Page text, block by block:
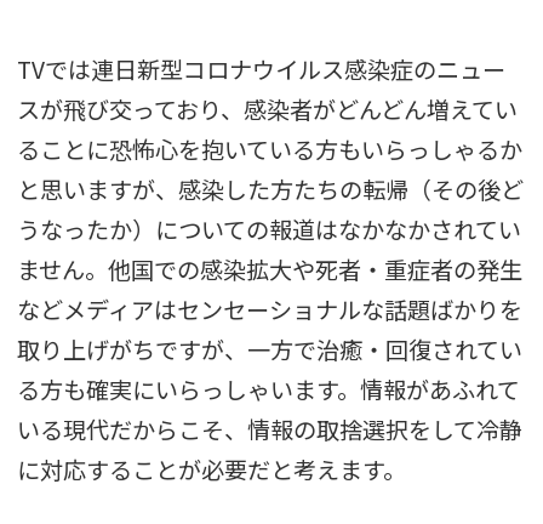
TVでは連日新型コロナウイルス感染症のニュー
スが飛び交っており、感染者がどんどん増えてい
ることに恐怖心を抱いている方もいらっしゃるか
と思いますが、感染した方たちの転帰（その後ど
うなったか）についての報道はなかなかされてい
ません。他国での感染拡大や死者・重症者の発生
などメディアはセンセーショナルな話題ばかりを
取り上げがちですが、一方で治癒・回復されてい
る方も確実にいらっしゃいます。情報があふれて
いる現代だからこそ、情報の取捨選択をして冷静
に対応することが必要だと考えます。